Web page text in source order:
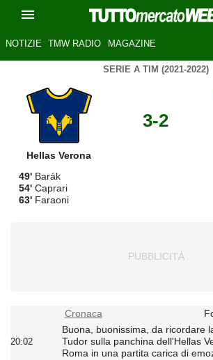
NOTIZIE TMW RADIO MAGAZINE
SERIE A TIM (2021-2022)
Hellas Verona
3-2
49' Barák
54' Caprari
63' Faraoni
Cronaca
20:02
Buona, buonissima, da ricordare
Tudor sulla panchina dell'Hellas
Roma in una partita carica di